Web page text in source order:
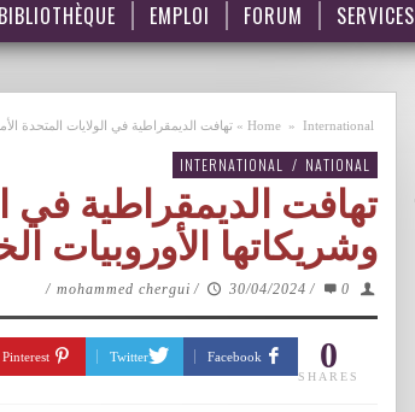
BIBLIOTHÈQUE EMPLOI FORUM SERVICES
Home » International
» تهافت الديمقراطية في الولايات المتحدة
INTERNATIONAL / NATIONAL
تهافت الديمقراطية في
وشريكاتها الأوروبيات
mohammed chergui / 30/04/2024 / 0
/
0
SHARES
Facebook
Twitter
Pinterest